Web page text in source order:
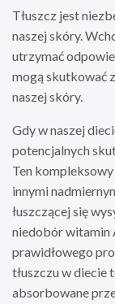
Tłuszcz jest
naszej skóry.
utrzymać
mogą skutkować
naszej skóry.
Gdy w naszej
potencjalnych
Ten
innymi
łuszczącej się
niedobór witamin
prawidłowego
tłuszczu w diecie
absorbowane